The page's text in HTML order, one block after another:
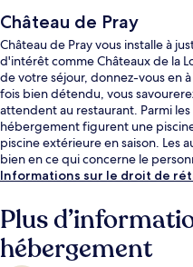
Château de Pray
Château de Pray vous installe à
d'intérêt comme Châteaux de la
de votre séjour, donnez-vous en
fois bien détendu, vous
attendent au restaurant. Parmi
hébergement figurent une
piscine extérieure en saison. Les
bien en ce qui concerne le
Informations sur le droit de
Plus
hébergement